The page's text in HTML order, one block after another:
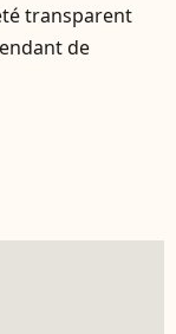
transparent
de